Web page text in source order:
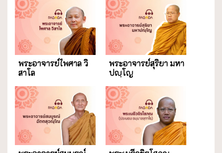
พระอาจารย์ไพศาล วิ
สาโล
พระอาจารย์สุริยา มหา
ปญฺโญ